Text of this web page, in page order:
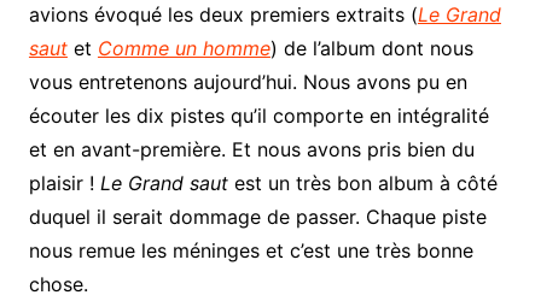
avions évoqué les deux premiers extraits (Le Grand
saut et Comme un homme) de l’album dont nous
vous entretenons aujourd’hui. Nous avons pu en
écouter les dix pistes qu’il comporte en intégralité
et en avant-première. Et nous avons pris bien du
plaisir ! Le Grand saut est un très bon album à côté
duquel il serait dommage de passer. Chaque piste
nous remue les méninges et c’est une très bonne
chose.